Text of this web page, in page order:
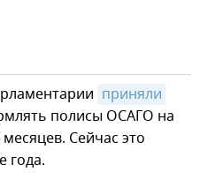
приняли
полисы ОСАГО на
Сейчас это
года.